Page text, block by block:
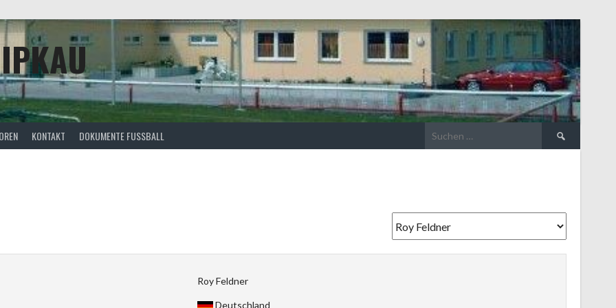
KONTAKT DOKUMENTE FUSSBALL
Suchen
nach:
Roy Feldner
Deutschland